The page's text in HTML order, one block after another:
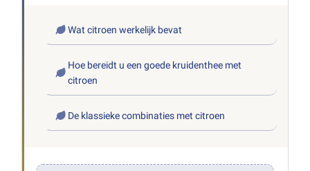
Wat citroen werkelijk bevat
Hoe bereidt u een goede kruidenthee met
citroen
De klassieke combinaties met citroen